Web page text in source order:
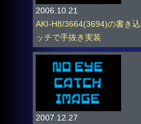
2006.10.21
AKI-H8/3664(3694)の書き
ッチで手抜き実装
2007.12.27